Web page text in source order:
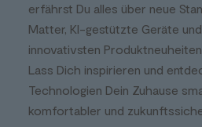
erfährst Du alles über neue
Matter, KI-gestützte Geräte
innovativsten
Lass Dich inspirieren und
Technologien Dein Zuhause
komfortabler und